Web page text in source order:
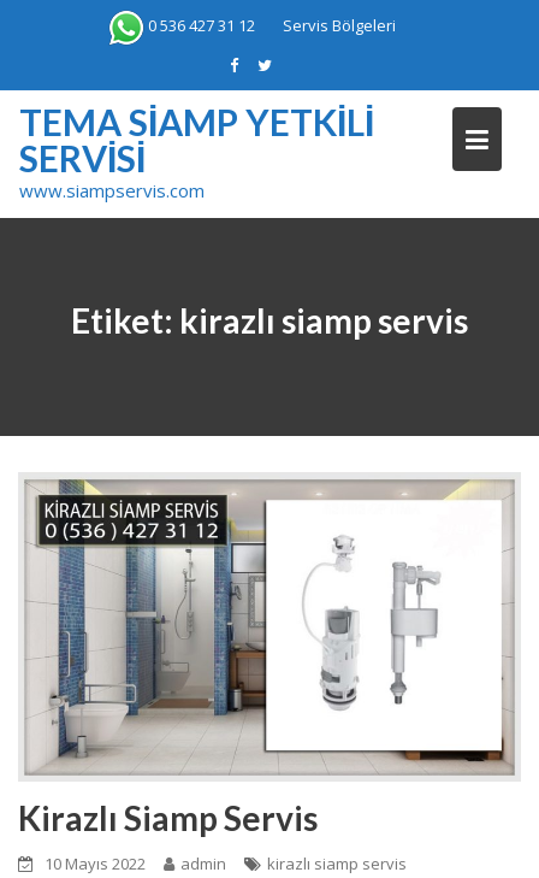
0 536 427 31 12 Servis Bölgeleri
TEMA SIAMP YETKILI
SERVISI
www.siampservis.com
Etiket: kirazlı siamp servis
Kirazlı Siamp Servis
10 Mayıs 2022 admin kirazlı siamp servis